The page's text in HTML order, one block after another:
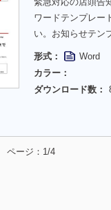
ワードテンプレー
い。お知らせテン
形式：
Word
カラー：
ダウンロード数：
ページ：1/4